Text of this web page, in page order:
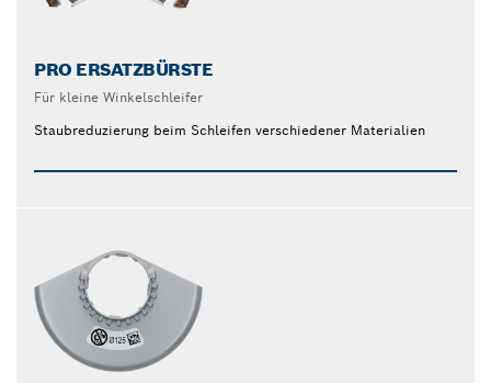
PRO ERSATZBÜRSTE
Für kleine Winkelschleifer
Staubreduzierung beim Schleifen verschiedener Materialien